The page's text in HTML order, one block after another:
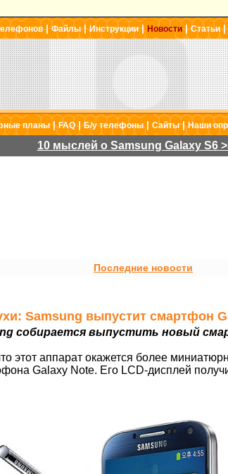
|Файлы|Инструкции| Новости|Статьи|
планы|FAQ|Б/у телефоны| Сайты|Наши
10 мыслей о Samsung Galaxy S6
Последние новости
Samsung выпустит смартфон
собирается выпустить новый
этот аппарат окажется более
Galaxy Note. Его LCD-дисплей